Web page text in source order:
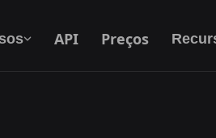
API Preços